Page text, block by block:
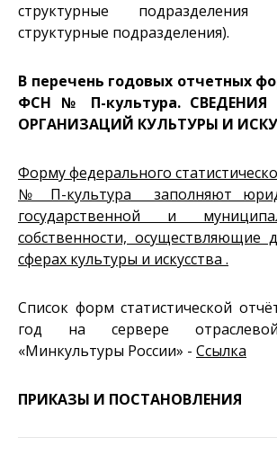
структурные
структурные подразделения).
В перечень годовых отчетных
ФСН № П-культура.
ОРГАНИЗАЦИЙ КУЛЬТУРЫ И
Форму федерального
№ П-культура заполняют
государственной и
собственности, осуществляющие
сферах культуры и искусства .
Список форм статистической
год на сервере
«Минкультуры России» - Ссылка
ПРИКАЗЫ И ПОСТАНОВЛЕНИЯ